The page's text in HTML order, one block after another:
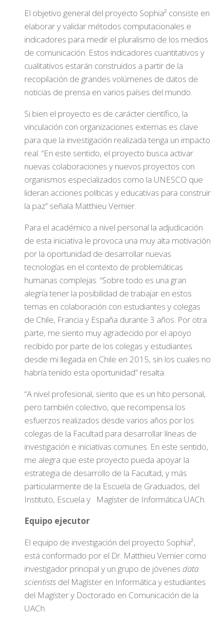
El objetivo general del proyecto Sophia² consiste en
elaborar y validar métodos computacionales e
indicadores para medir el pluralismo de los medios
de comunicación. Estos indicadores cuantitativos y
cualitativos estarán construidos a partir de la
recopilación de grandes volúmenes de datos de
noticias de prensa en varios países del mundo.
Si bien el proyecto es de carácter científico, la
vinculación con organizaciones externas es clave
para que la investigación realizada tenga un impacto
real. “En este sentido, el proyecto busca activar
nuevas colaboraciones y nuevos proyectos con
organismos especializados como la UNESCO que
lideran acciones políticas y educativas para construir
la paz” señala Matthieu Vernier.
Para el académico a nivel personal la adjudicación
de esta iniciativa le provoca una muy alta motivación
por la oportunidad de desarrollar nuevas
tecnologías en el contexto de problemáticas
humanas complejas. “Sobre todo es una gran
alegría tener la posibilidad de trabajar en estos
temas en colaboración con estudiantes y colegas
de Chile, Francia y España durante 3 años. Por otra
parte, me siento muy agradecido por el apoyo
recibido por parte de los colegas y estudiantes
desde mi llegada en Chile en 2015, sin los cuales no
habría tenido esta oportunidad” resalta.
“A nivel profesional, siento que es un hito personal,
pero también colectivo, que recompensa los
esfuerzos realizados desde varios años por los
colegas de la Facultad para desarrollar líneas de
investigación e iniciativas comunes. En este sentido,
me alegra que este proyecto pueda apoyar la
estrategia de desarrollo de la Facultad, y más
particularmente de la Escuela de Graduados, del
Instituto, Escuela y Magíster de Informática UACh.
Equipo ejecutor
El equipo de investigación del proyecto Sophia²,
está conformado por el Dr. Matthieu Vernier como
investigador principal y un grupo de jóvenes data
scientists del Magíster en Informática y estudiantes
del Magíster y Doctorado en Comunicación de la
UACh.